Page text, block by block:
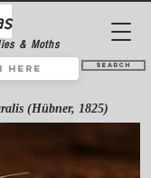
& Moths
Search
(Hübner, 1825)